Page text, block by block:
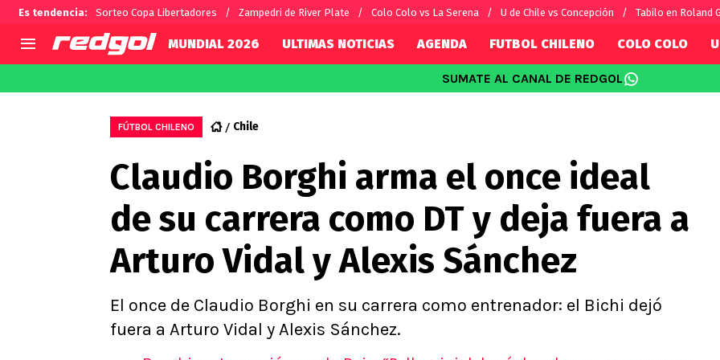
Es tendencia: Sorteo Copa Libertadores Zampedri de River Plate Colo Colo vs La Serena U de Chile vs Concepción Tabilo en Roland
Selección Chilena
U de Chile
U Católica
Campeonato Nacional
Primera B
Segunda División
Copa Chile
Supercopa Chile
Campeonato Femenino
Alexis Sánchez
Carlos Palacios
Chilenos por el mundo
Fútbol Argentino
Fútbol Brasileño
Conference
Ligue 1
Premier
Serie A
MUNDIAL 2026 ULTIMAS NOTICIAS AGENDA FUTBOL CHILENO COLO COLO
SUMATE AL CANAL DE REDGOL
FÚTBOL CHILENO Chile
Claudio Borghi arma el once ideal
de su carrera como DT y deja fuera a
Arturo Vidal y Alexis Sánchez
El once de Claudio Borghi en su carrera como entrenador: el Bichi dejó
fuera a Arturo Vidal y Alexis Sánchez.